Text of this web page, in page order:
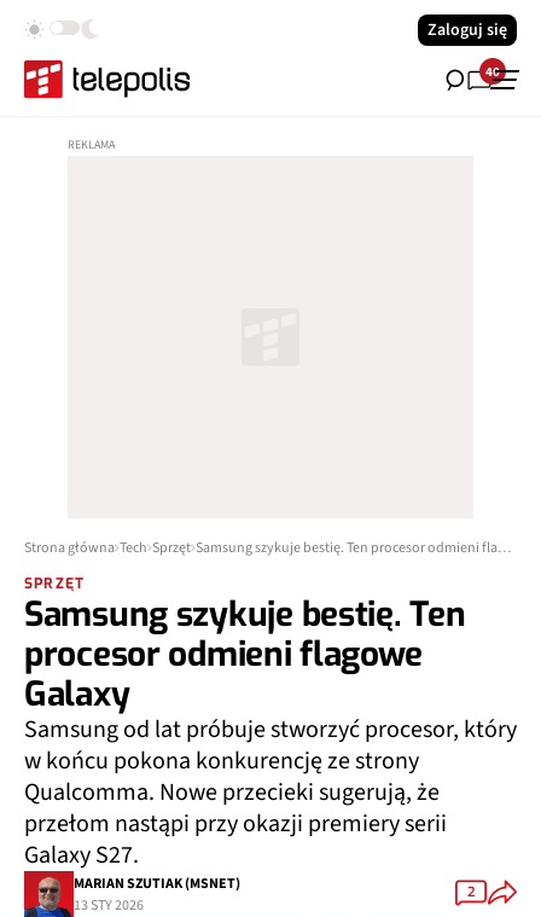
Zaloguj się
40
Strona główna Tech Sprzęt Samsung szykuje bestię. Ten procesor odmieni flagowe Galaxy
SPRZĘT
Samsung szykuje bestię. Ten
procesor odmieni flagowe
Galaxy
Samsung od lat próbuje stworzyć procesor, który
w końcu pokona konkurencję ze strony
Qualcomma. Nowe przecieki sugerują, że
przełom nastąpi przy okazji premiery serii
Galaxy S27.
MARIAN SZUTIAK (MSNET)
13 STY 2026
2